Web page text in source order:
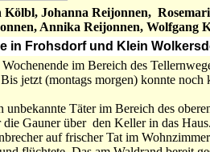
Kölbl, Johanna Reijonnen,
Annika Reijonnen, Wolfgang
in Frohsdorf und Klein
im Bereich des
jetzt (montags morgen) konnte
Täter im Bereich des
Gauner über den Keller in das
auf frischer Tat im